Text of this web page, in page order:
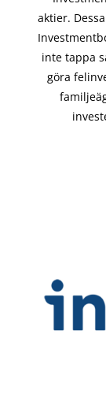
aktier.
inte tappa
göra